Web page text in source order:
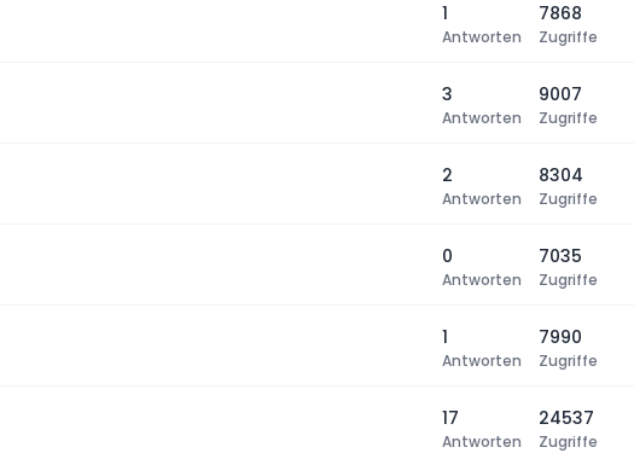
1
Antworten
7868
Zugriffe
3
Antworten
9007
Zugriffe
2
Antworten
8304
Zugriffe
0
Antworten
7035
Zugriffe
1
Antworten
7990
Zugriffe
17
Antworten
24537
Zugriffe